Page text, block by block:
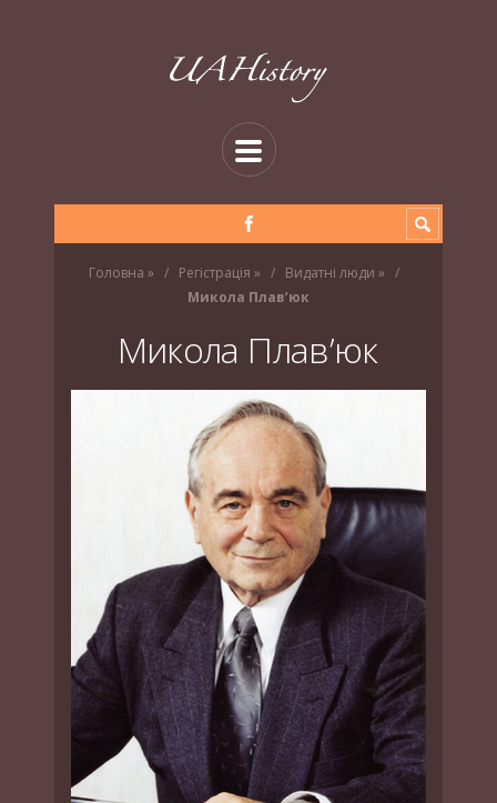
Головна » Регістрація » Видатні люди »
Микола Плав’юк
Микола Плав’юк